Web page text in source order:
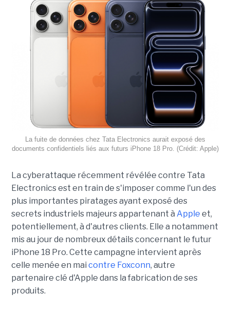
La fuite de données chez Tata Electronics aurait exposé des
documents confidentiels liés aux futurs iPhone 18 Pro. (Crédit: Apple)
La cyberattaque récemment révélée contre Tata
Electronics est en train de s'imposer comme l'un des
plus importantes piratages ayant exposé des
secrets industriels majeurs appartenant à Apple et,
potentiellement, à d'autres clients. Elle a notamment
mis au jour de nombreux détails concernant le futur
iPhone 18 Pro. Cette campagne intervient après
celle menée en mai contre Foxconn, autre
partenaire clé d'Apple dans la fabrication de ses
produits.